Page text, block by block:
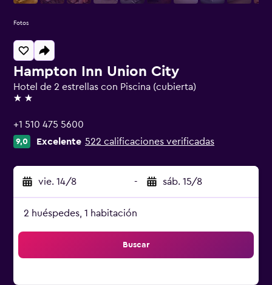
Hampton Inn Union City
Hotel de 2 estrellas con Piscina (cubierta)
2 estrellas
+1 510 475 5600
9,0 Excelente 522 calificaciones verificadas
vie. 14/8 - sáb. 15/8
2 huéspedes, 1 habitación
Buscar
Fotos